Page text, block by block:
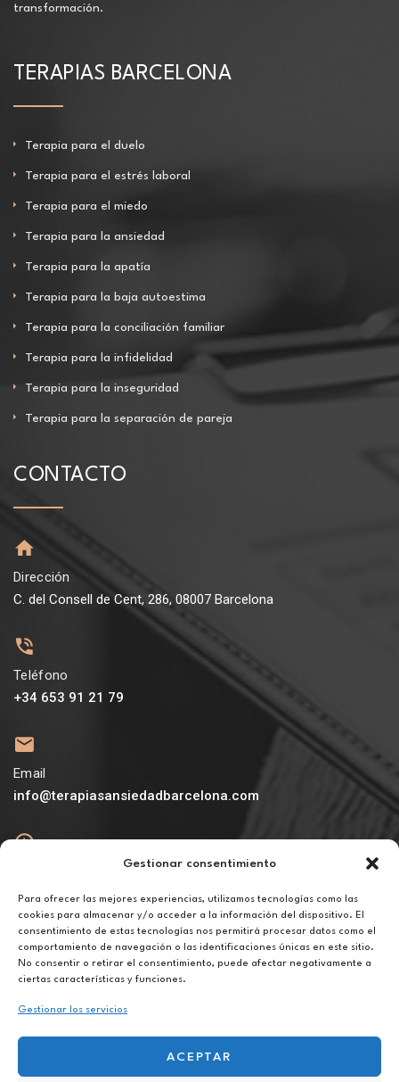
Gestionar consentimiento
Para ofrecer las mejores experiencias, utilizamos tecnologías como las
cookies para almacenar y/o acceder a la información del dispositivo. El
consentimiento de estas tecnologías nos permitirá procesar datos como el
comportamiento de navegación o las identificaciones únicas en este sitio.
No consentir o retirar el consentimiento, puede afectar negativamente a
ciertas características y funciones.
Gestionar los servicios
ACEPTAR
transformación.
TERAPIAS BARCELONA
Terapia para el duelo
Terapia para el estrés laboral
Terapia para el miedo
Terapia para la ansiedad
Terapia para la apatía
Terapia para la baja autoestima
Terapia para la conciliación familiar
Terapia para la infidelidad
Terapia para la inseguridad
Terapia para la separación de pareja
CONTACTO
Dirección
C. del Consell de Cent, 286, 08007 Barcelona
Teléfono
+34 653 91 21 79
Email
info@terapiasansiedadbarcelona.com
De lunes a viernes de 10h a 20h
Aviso legal
Política de privacidad
Política de cookies